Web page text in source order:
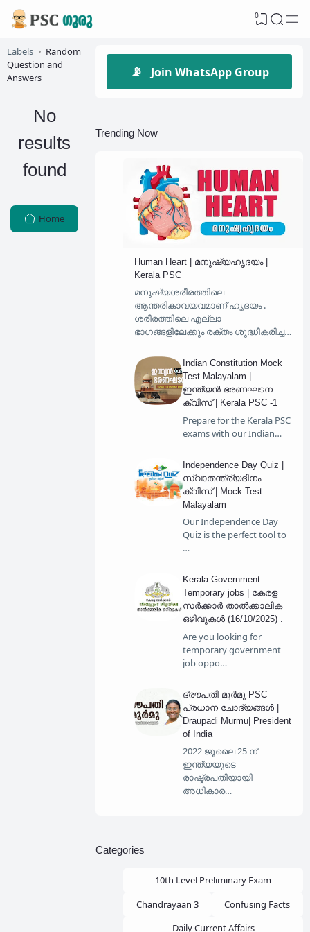
0
Labels
Random
Question and
Answers
No
results
found
Home
📡 Join WhatsApp Group
Trending Now
Human Heart | മനുഷ്യഹൃദയം |
Kerala PSC
മനുഷ്യശരീരത്തിലെ
ആന്തരികാവയവമാണ് ഹൃദയം .
ശരീരത്തിലെ എല്ലാ
ഭാഗങ്ങളിലേക്കും രക്തം ശുദ്ധീകരിച്ച…
Indian Constitution Mock
Test Malayalam |
ഇന്ത്യൻ ഭരണഘടന
ക്വിസ് | Kerala PSC -1
Prepare for the Kerala PSC
exams with our Indian…
Independence Day Quiz |
സ്വാതന്ത്ര്യദിനം
ക്വിസ് | Mock Test
Malayalam
Our Independence Day
Quiz is the perfect tool to
…
Kerala Government
Temporary jobs | കേരള
സര്‍ക്കാര്‍ താല്‍ക്കാലിക
ഒഴിവുകള്‍ (16/10/2025) .
Are you looking for
temporary government
job oppo…
ദ്രൗപതി മുർമു PSC
പ്രധാന ചോദ്യങ്ങൾ |
Draupadi Murmu| President
of India
2022 ജൂലൈ 25 ന്
ഇന്ത്യയുടെ
രാഷ്ട്രപതിയായി
അധികാര…
Categories
10th Level Preliminary Exam
Chandrayaan 3
Confusing Facts
Daily Current Affairs